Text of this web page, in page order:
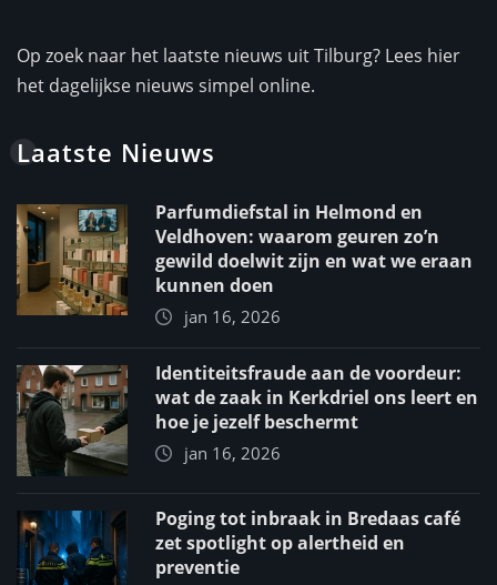
Op zoek naar het laatste nieuws uit Tilburg? Lees hier
het dagelijkse nieuws simpel online.
Laatste Nieuws
Parfumdiefstal in Helmond en
Veldhoven: waarom geuren zo’n
gewild doelwit zijn en wat we eraan
kunnen doen
jan 16, 2026
Identiteitsfraude aan de voordeur:
wat de zaak in Kerkdriel ons leert en
hoe je jezelf beschermt
jan 16, 2026
Poging tot inbraak in Bredaas café
zet spotlight op alertheid en
preventie